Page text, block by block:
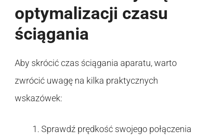
optymalizacji czasu
ściągania
Aby skrócić czas ściągania aparatu, warto
zwrócić uwagę na kilka praktycznych
wskazówek:
Sprawdź prędkość swojego połączenia